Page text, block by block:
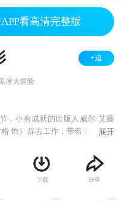
看高清完整版
+追
屋大冒险
，小有成就的出版人威尔·艾藤
饰）辞去工作，带着妻子莉比
的新英格兰镇展开新的生活。
合，表情冷淡甚至露着敌意目
浓重哥特妆容不请自来的小青
展开
下载 分享